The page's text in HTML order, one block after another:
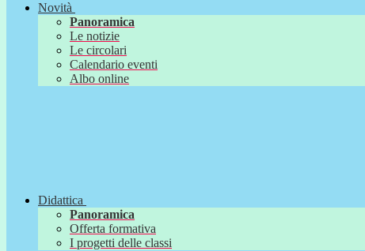
Novità
Panoramica
Le notizie
Le circolari
Calendario eventi
Albo online
Didattica
Panoramica
Offerta formativa
I progetti delle classi